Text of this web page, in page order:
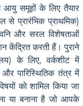
आयु समूहों के लिए तैयार
से प्रारंभिक प्राथमिक)
और सरल विशेषताओं
केंद्रित करती हैं। पुराने
के लिए, वर्कशीट में
पारिस्थितिक तंत्र में
को शामिल किया जा
या बनाना है जो आपके